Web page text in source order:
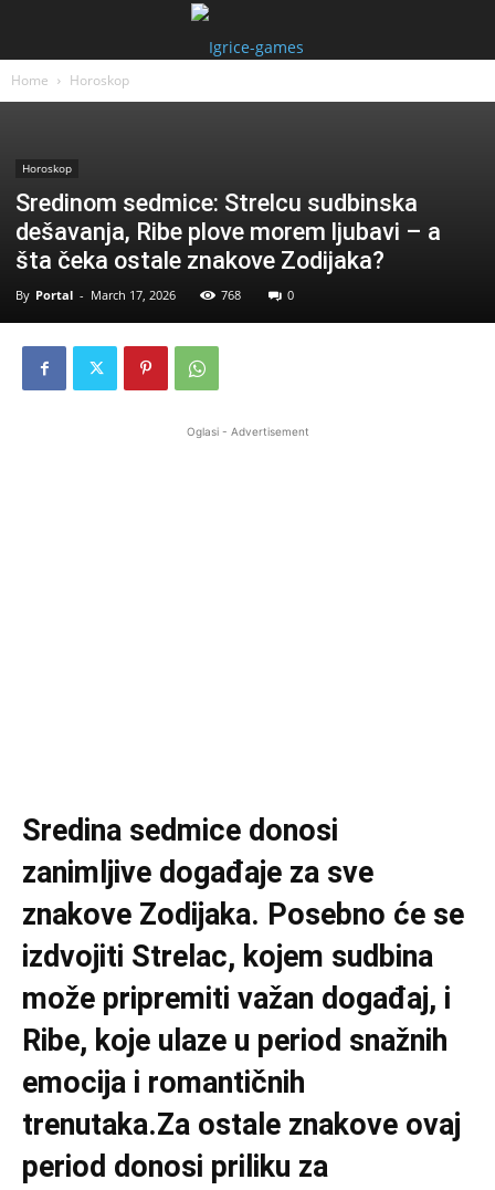
Home Horoskop
Horoskop
Sredinom sedmice: Strelcu sudbinska
dešavanja, Ribe plove morem ljubavi – a
šta čeka ostale znakove Zodijaka?
By Portal - March 17, 2026 768 0
Oglasi - Advertisement
Sredina sedmice donosi
zanimljive događaje za sve
znakove Zodijaka. Posebno će se
izdvojiti Strelac, kojem sudbina
može pripremiti važan događaj, i
Ribe, koje ulaze u period snažnih
emocija i romantičnih
trenutaka.Za ostale znakove ovaj
period donosi priliku za